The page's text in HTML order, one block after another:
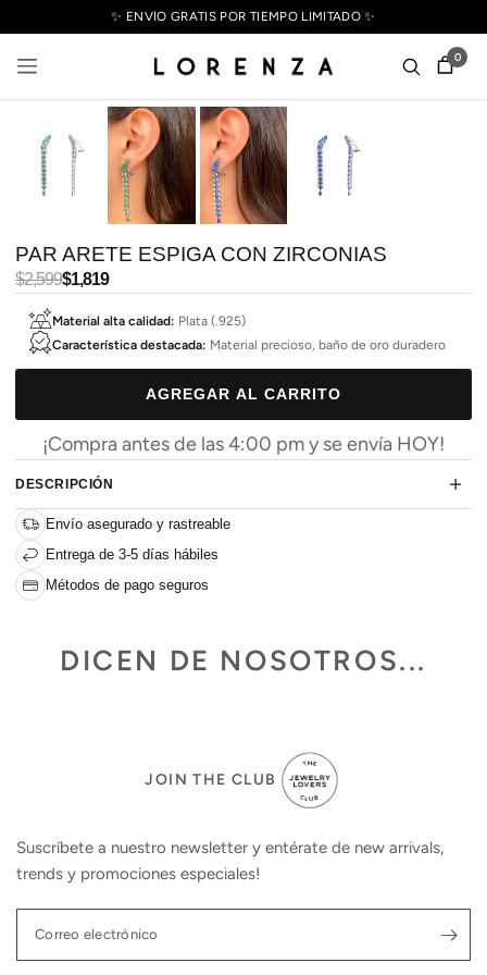
✨ ENVÍO GRATIS POR TIEMPO LIMITADO ✨
0
PAR ARETE ESPIGA CON ZIRCONIAS
Precio
habitual
$2,599Precio
oferta
$1,819
Material alta calidad: Plata (.925)
Característica destacada: Material precioso, baño de oro duradero
AGREGAR AL CARRITO
¡Compra antes de las 4:00 pm y se envía HOY!
DESCRIPCIÓN
Envío asegurado y rastreable
Entrega de 3-5 días hábiles
Métodos de pago seguros
DICEN DE NOSOTROS...
JOIN THE CLUB
Suscríbete a nuestro newsletter y entérate de new arrivals,
trends y promociones especiales!
Correo electrónico